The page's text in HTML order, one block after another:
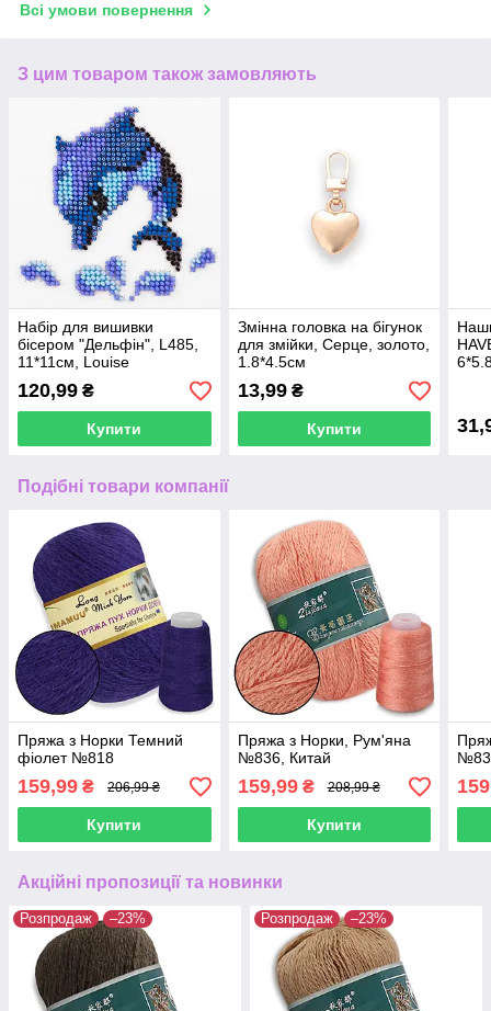
Всі умови повернення
З цим товаром також замовляють
Набір для вишивки
бісером "Дельфін", L485,
11*11см, Louise
120,99 ₴
Купити
Змінна головка на бігунок
для змійки, Серце, золото,
1.8*4.5см
13,99₴
Купити
Подібні товари компанії
Пряжа з Норки Темний
фіолет №818
159,99 ₴ 206,99 ₴
Купити
Пряжа з Норки, Рум'яна
№836, Китай
159,99₴ 208,99 ₴
Купити
Акційні пропозиції та новинки
Розпродаж –23% Розпродаж –23%